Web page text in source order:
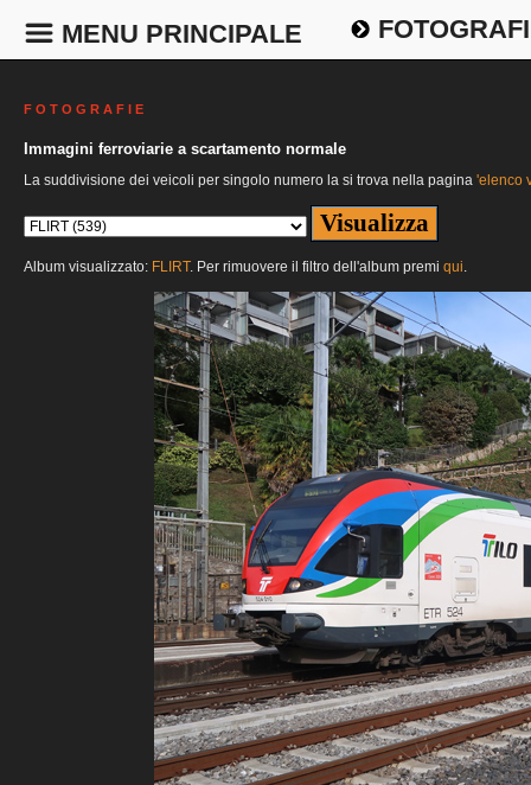
MENU PRINCIPALE
F O T O G R A F I E
Immagini ferroviarie a scartamento normale
La suddivisione dei veicoli per singolo numero la si trova nella pagina 'elenco
Album visualizzato: FLIRT. Per rimuovere il filtro dell'album premi qui.